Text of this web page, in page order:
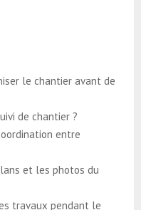
le chantier avant de
de chantier ?
entre
et les photos du
travaux pendant le